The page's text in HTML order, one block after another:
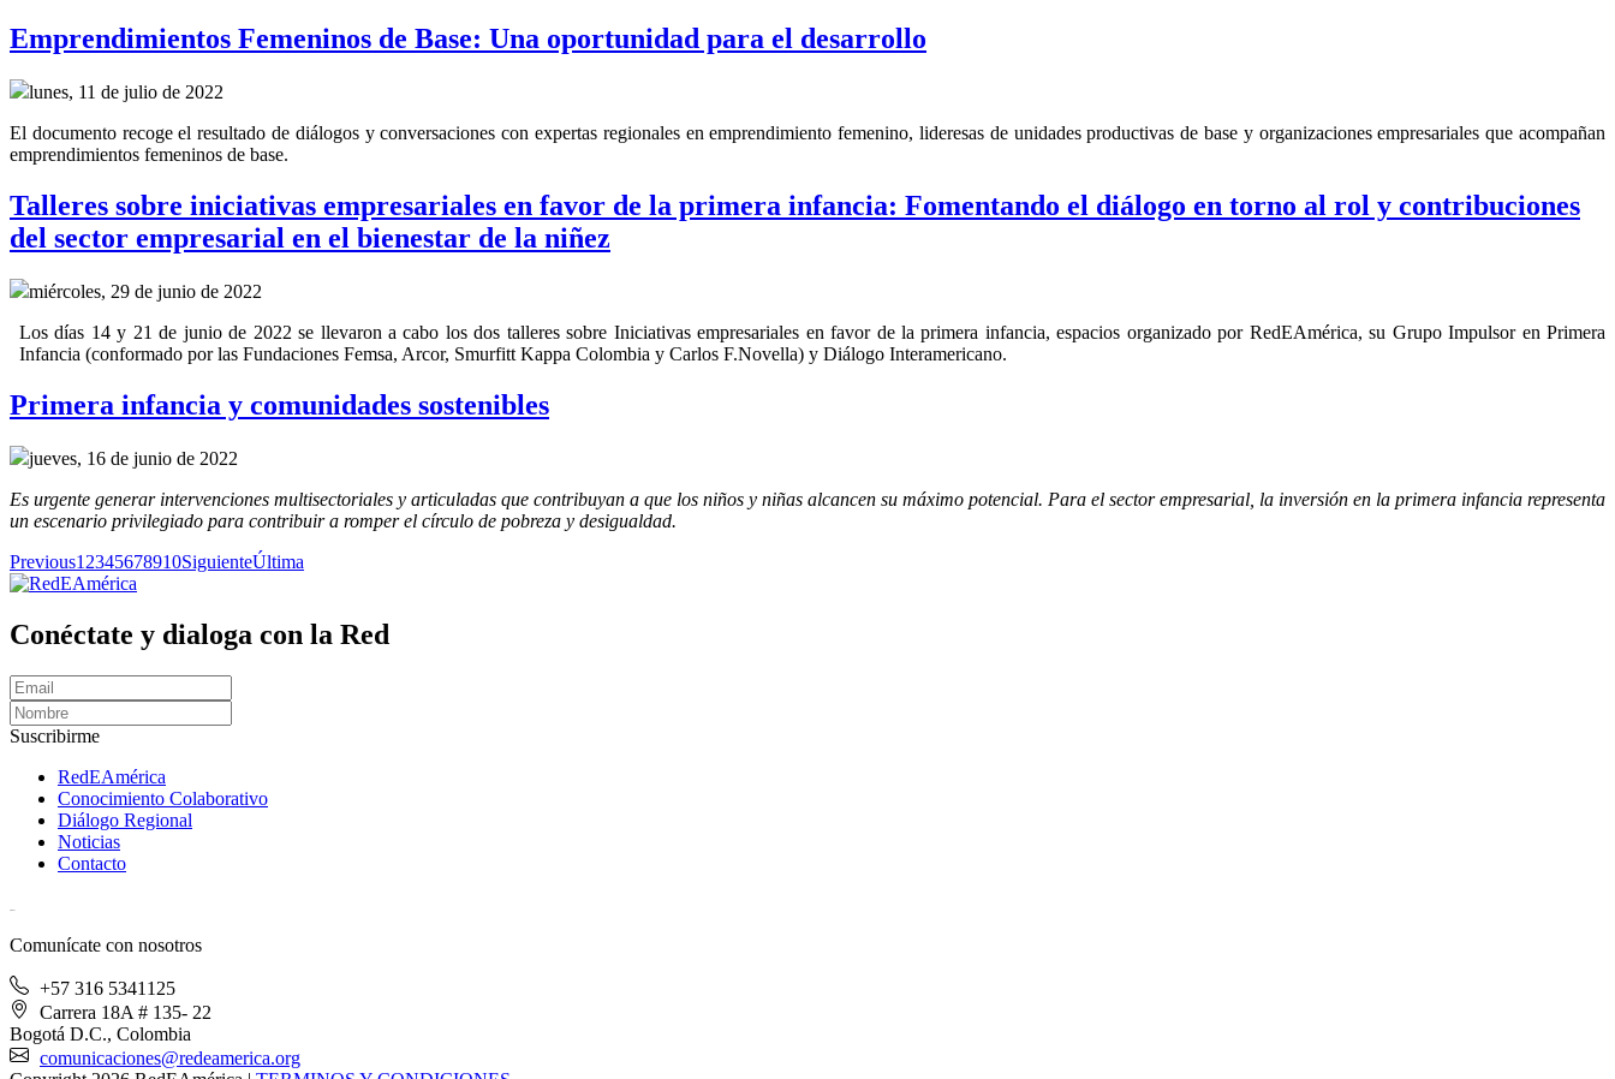
Emprendimientos Femeninos de Base: Una oportunidad para el desarrollo
lunes, 11 de julio de 2022
El documento recoge el resultado de diálogos y conversaciones con expertas regionales en emprendimiento femenino, lideresas de unidades productivas de base y organizaciones empresariales que acompañan
emprendimientos femeninos de base.
Talleres sobre iniciativas empresariales en favor de la primera infancia: Fomentando el diálogo en torno al rol y contribuciones
del sector empresarial en el bienestar de la niñez
miércoles, 29 de junio de 2022
Los días 14 y 21 de junio de 2022 se llevaron a cabo los dos talleres sobre Iniciativas empresariales en favor de la primera infancia, espacios organizado por RedEAmérica, su Grupo Impulsor en Primera
Infancia (conformado por las Fundaciones Femsa, Arcor, Smurfitt Kappa Colombia y Carlos F.Novella) y Diálogo Interamericano.
Primera infancia y comunidades sostenibles
jueves, 16 de junio de 2022
Es urgente generar intervenciones multisectoriales y articuladas que contribuyan a que los niños y niñas alcancen su máximo potencial. Para el sector empresarial, la inversión en la primera infancia representa
un escenario privilegiado para contribuir a romper el círculo de pobreza y desigualdad.
Previous1 2345678910SiguienteÚltima
Conéctate y dialoga con la Red
Suscribirme
RedEAmérica
Conocimiento Colaborativo
Diálogo Regional
Noticias
Contacto
Comunícate con nosotros
+57 316 5341125
Carrera 18A # 135- 22
Bogotá D.C., Colombia
comunicaciones@redeamerica.org